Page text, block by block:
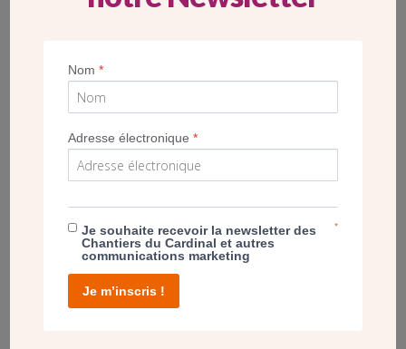
PROJET
DIOCÈSE DE PONTOISE (95) – RÉNOVER LES
Nom*
Adresse électronique*
Je souhaite recevoir la newsletter des
Chantiers du Cardinal et autres
communications marketing
*
Je m’inscris !